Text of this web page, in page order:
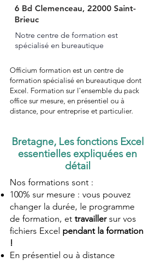
6 Bd Clemenceau, 22000 Saint-
Brieuc
Notre centre de formation est
spécialisé en bureautique ​​​
Officium formation est un centre de
formation spécialisé en bureautique dont
Excel. Formation sur l'ensemble du pack
office sur mesure, en présentiel ou à
distance, pour entreprise et particulier.
Bretagne, Les fonctions Excel
essentielles expliquées en
détail
Nos formations sont :
100% sur mesure : vous pouvez
changer la durée, le programme
de formation, et travaillersur vos
fichiers Excel pendant la formation
!
En présentiel ou à distance